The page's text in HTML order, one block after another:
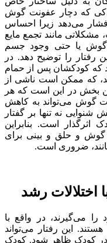
که دچار عفونت گوش
می‌دهد زیرا احساس
مشکلاتی مانند تجمع مایع
یا حتی وجود جسم
رفتار را توضیح دهد. در
که کودکشان پس از حمام
که ممکن است ناشی از
بخش در این است که هر
گوش می‌تواند به کاهش
نه تنها بر گفتار
اثرگذار است. بنابراین
و حلق و بینی برای
ضروری است.
اختلالات رشد
می‌گیرند، در واقع با
این رفتار می‌تواند
در کودک ظاهر شود. کودک